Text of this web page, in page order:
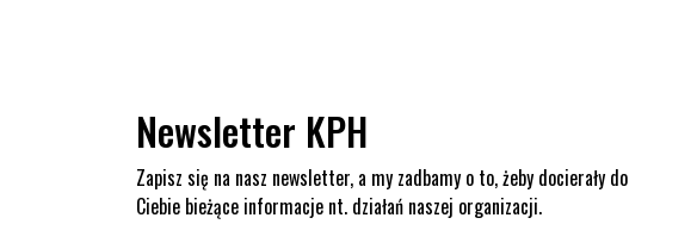
Newsletter KPH
Zapisz się na nasz newsletter, a my zadbamy o to, żeby docierały do
Ciebie bieżące informacje nt. działań naszej organizacji.